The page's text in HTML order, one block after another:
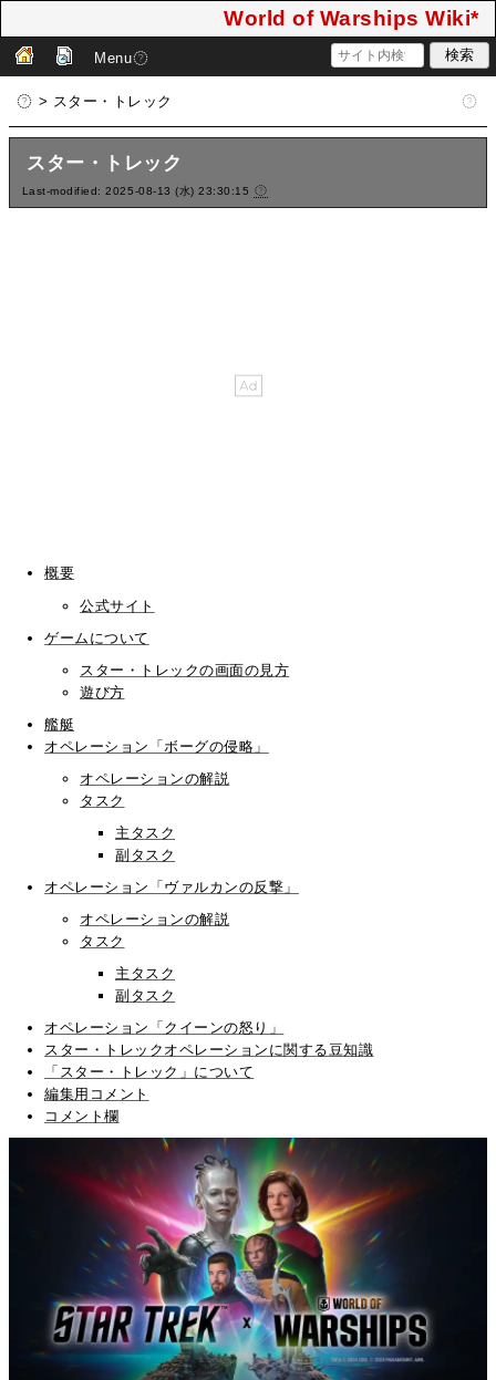
World of Warships Wiki*
Menu
> スター・トレック
スター・トレック
Last-modified: 2025-08-13 (水) 23:30:15
概要
公式サイト
ゲームについて
スター・トレックの画面の見方
遊び方
艦艇
オペレーション「ボーグの侵略」
オペレーションの解説
タスク
主タスク
副タスク
オペレーション「ヴァルカンの反撃」
オペレーションの解説
タスク
主タスク
副タスク
オペレーション「クイーンの怒り」
スター・トレックオペレーションに関する豆知識
「スター・トレック」について
編集用コメント
コメント欄